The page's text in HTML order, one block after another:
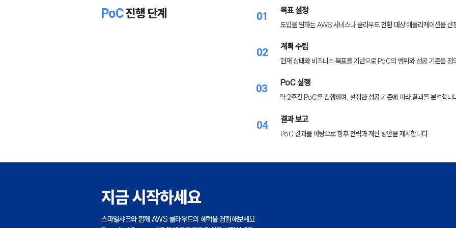
PoC진행 단계 01 ​목표 설정
도입을 원하는 AWS 서비스나 클라우드 전환 대상 애플리케이션을 선
02 계획 수립
현재 상태와 비즈니스 목표를 기반으로 PoC의 범위와 성공 기준을 정
03 PoC 실행
약 2주간 PoC를 진행하여, 설정한 성공 기준에 따라 결과를 분석합니
04 결과 보고
PoC 결과를 바탕으로 향후 전략과 개선 방안을 제시합니다.
지금 시작하세요
스마일샤크와 함께 AWS 클라우드의 혜택을 경험해보세요